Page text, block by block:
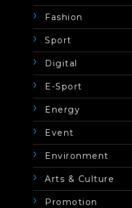
Fashion
Sport
Digital
E-Sport
Energy
Event
Environment
Arts & Culture
Promotion